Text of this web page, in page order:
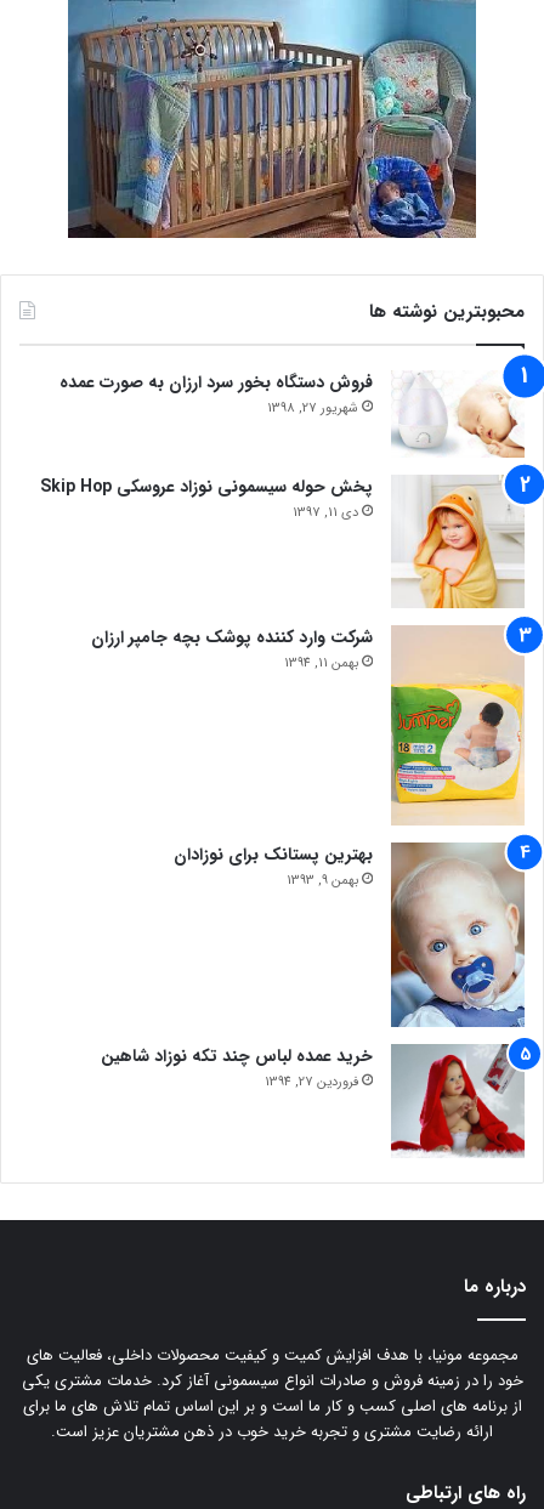
محبوبترین نوشته ها
فروش دستگاه بخور سرد ارزان به صورت عمده
شهریور 27, 1398
پخش حوله سیسمونی نوزاد عروسکی Skip Hop
دی 11, 1397
شرکت وارد کننده پوشک بچه جامپر ارزان
بهمن 11, 1394
بهترین پستانک برای نوزادان
بهمن 9, 1393
خرید عمده لباس چند تکه نوزاد شاهین
فروردین 27, 1394
درباره ما
مجموعه مونیا، با هدف افزایش کمیت و کیفیت محصولات داخلی، فعالیت های
خود را در زمینه فروش و صادرات انواع سیسمونی آغاز کرد. خدمات مشتری یکی
از برنامه های اصلی کسب و کار ما است و بر این اساس تمام تلاش های ما برای
ارائه رضایت مشتری و تجربه خرید خوب در ذهن مشتریان عزیز است.
راه های ارتباطی